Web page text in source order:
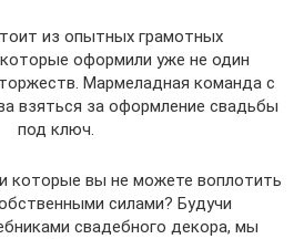
из опытных грамотных
оформили уже не один
Мармеладная команда с
взяться за оформление свадьбы
под ключ.
которые вы не можете воплотить
силами? Будучи
свадебного декора, мы